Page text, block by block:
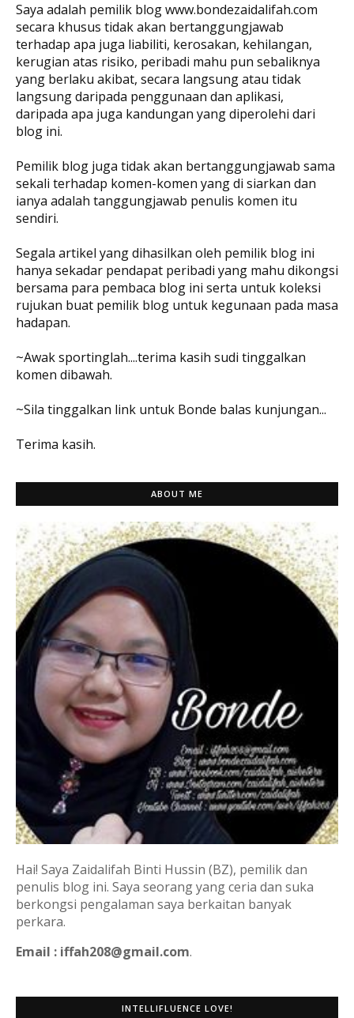
Saya adalah pemilik blog www.bondezaidalifah.com
secara khusus tidak akan bertanggungjawab
terhadap apa juga liabiliti, kerosakan, kehilangan,
kerugian atas risiko, peribadi mahu pun sebaliknya
yang berlaku akibat, secara langsung atau tidak
langsung daripada penggunaan dan aplikasi,
daripada apa juga kandungan yang diperolehi dari
blog ini.
Pemilik blog juga tidak akan bertanggungjawab sama
sekali terhadap komen-komen yang di siarkan dan
ianya adalah tanggungjawab penulis komen itu
sendiri.
Segala artikel yang dihasilkan oleh pemilik blog ini
hanya sekadar pendapat peribadi yang mahu dikongsi
bersama para pembaca blog ini serta untuk koleksi
rujukan buat pemilik blog untuk kegunaan pada masa
hadapan.
~Awak sportinglah....terima kasih sudi tinggalkan
komen dibawah.
~Sila tinggalkan link untuk Bonde balas kunjungan...
Terima kasih.
ABOUT ME
Hai! Saya Zaidalifah Binti Hussin (BZ), pemilik dan
penulis blog ini. Saya seorang yang ceria dan suka
berkongsi pengalaman saya berkaitan banyak
perkara.
Email : iffah208@gmail.com.
INTELLIFLUENCE LOVE!